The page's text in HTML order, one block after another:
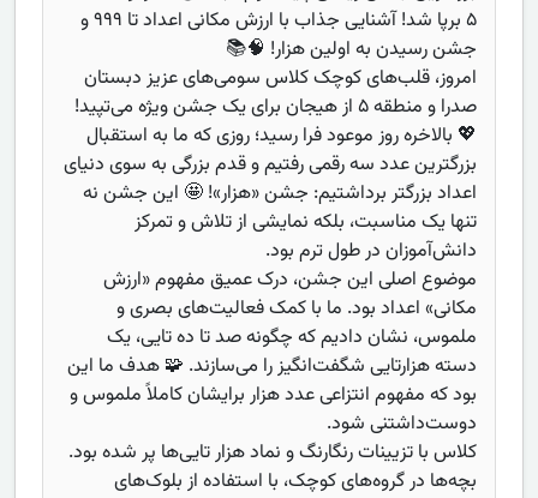
۵ برپا شد! آشنایی جذاب با ارزش مکانی اعداد تا ۹۹۹ و
جشن رسیدن به اولین هزار! 🧠📚
امروز، قلب‌های کوچک کلاس سومی‌های عزیز دبستان
صدرا و منطقه ۵ از هیجان برای یک جشن ویژه می‌تپید!
💖 بالاخره روز موعود فرا رسید؛ روزی که ما به استقبال
بزرگترین عدد سه رقمی رفتیم و قدم بزرگی به سوی دنیای
اعداد بزرگتر برداشتیم: جشن «هزار»! 🤩 این جشن نه
تنها یک مناسبت، بلکه نمایشی از تلاش و تمرکز
دانش‌آموزان در طول ترم بود.
موضوع اصلی این جشن، درک عمیق مفهوم «ارزش
مکانی» اعداد بود. ما با کمک فعالیت‌های بصری و
ملموس، نشان دادیم که چگونه صد تا ده تایی، یک
دسته هزارتایی شگفت‌انگیز را می‌سازند. 🧩 هدف ما این
بود که مفهوم انتزاعی عدد هزار برایشان کاملاً ملموس و
دوست‌داشتنی شود.
کلاس با تزیینات رنگارنگ و نماد هزار تایی‌ها پر شده بود.
بچه‌ها در گروه‌های کوچک، با استفاده از بلوک‌های